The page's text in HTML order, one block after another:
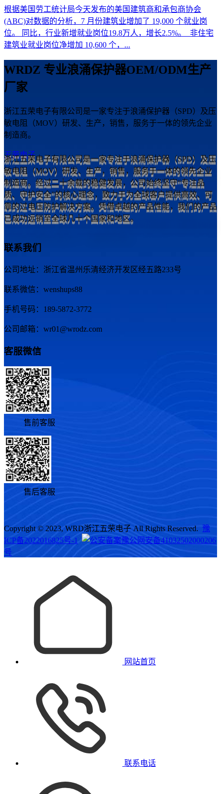
根据美国劳工统计局今天发布的美国建筑商和承包商协会
(ABC)对数据的分析，7 月份建筑业增加了 19,000 个就业岗
位。 同比，行业新增就业岗位19.8万人，增长2.5%。 非住宅
建筑业就业岗位净增加 10,600 个，...
WRDZ 专业浪涌保护器OEM/ODM生产
厂家
浙江五荣电子有限公司是一家专注于浪涌保护器（SPD）及压
敏电阻（MOV）研发、生产，销售，服务于一体的领先企业
制造商。
五荣电子
浙江五荣电子有限公司是一家专注于浪涌保护器（SPD）及压
敏电阻（MOV）研发、生产，销售，服务于一体的领先企业
制造商。经过二十余载的稳健发展，公司始终坚守“专注品
质、守护安全”的核心理念，致力于为全球客户提供高效、可
靠的过电压防护解决方案。凭借卓越的产品性能，我们的产品
已成功远销至全球几十个国家和地区。
联系我们
公司地址：浙江省温州乐清经济开发区经五路233号
联系微信：wenshups88
手机号码：189-5872-3772
公司邮箱：wr01@wrodz.com
客服微信
售前客服
售后客服
Copyright © 2023, WRD浙江五荣电子 All Rights Reserved. 豫
ICP备2022016825号-1
豫公网安备41032502000206
号
网站首页
联系电话